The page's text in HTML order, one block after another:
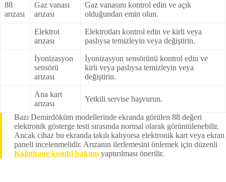
88
arızası
Gaz vanası
arızası
Gaz vanasını kontrol edin ve açık
olduğundan emin olun.
Elektrot
arızası
Elektrotları kontrol edin ve kirli veya
paslıysa temizleyin veya değiştirin.
İyonizasyon
sensörü
arızası
İyonizasyon sensörünü kontrol edin ve
kirli veya paslıysa temizleyin veya
değiştirin.
Ana kart
arızası
Yetkili servise başvurun.
Bazı Demirdöküm modellerinde ekranda görülen 88 değeri
elektronik gösterge testi sırasında normal olarak görüntülenebilir.
Ancak cihaz bu ekranda takılı kalıyorsa elektronik kart veya ekran
paneli incelenmelidir. Arızanın ilerlemesini önlemek için düzenli
Kağıthane kombi bakımıyaptırılması önerilir.